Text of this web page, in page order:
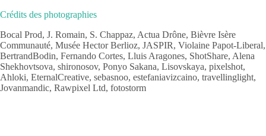
Crédits des photographies
Bocal Prod, J. Romain, S. Chappaz, Actua Drône, Bièvre Isère
Communauté, Musée Hector Berlioz, JASPIR, Violaine Papot-Liberal,
BertrandBodin, Fernando Cortes, Lluis Aragones, ShotShare, Alena
Shekhovtsova, shironosov, Ponyo Sakana, Lisovskaya, pixelshot,
Ahloki, EternalCreative, sebasnoo, estefaniavizcaino, travellinglight,
Jovanmandic, Rawpixel Ltd, fotostorm